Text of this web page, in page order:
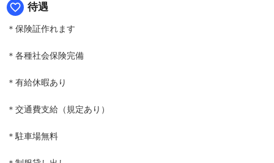
favorite_border 待遇
＊保険証作れます
＊各種社会保険完備
＊有給休暇あり
＊交通費支給（規定あり）
＊駐車場無料